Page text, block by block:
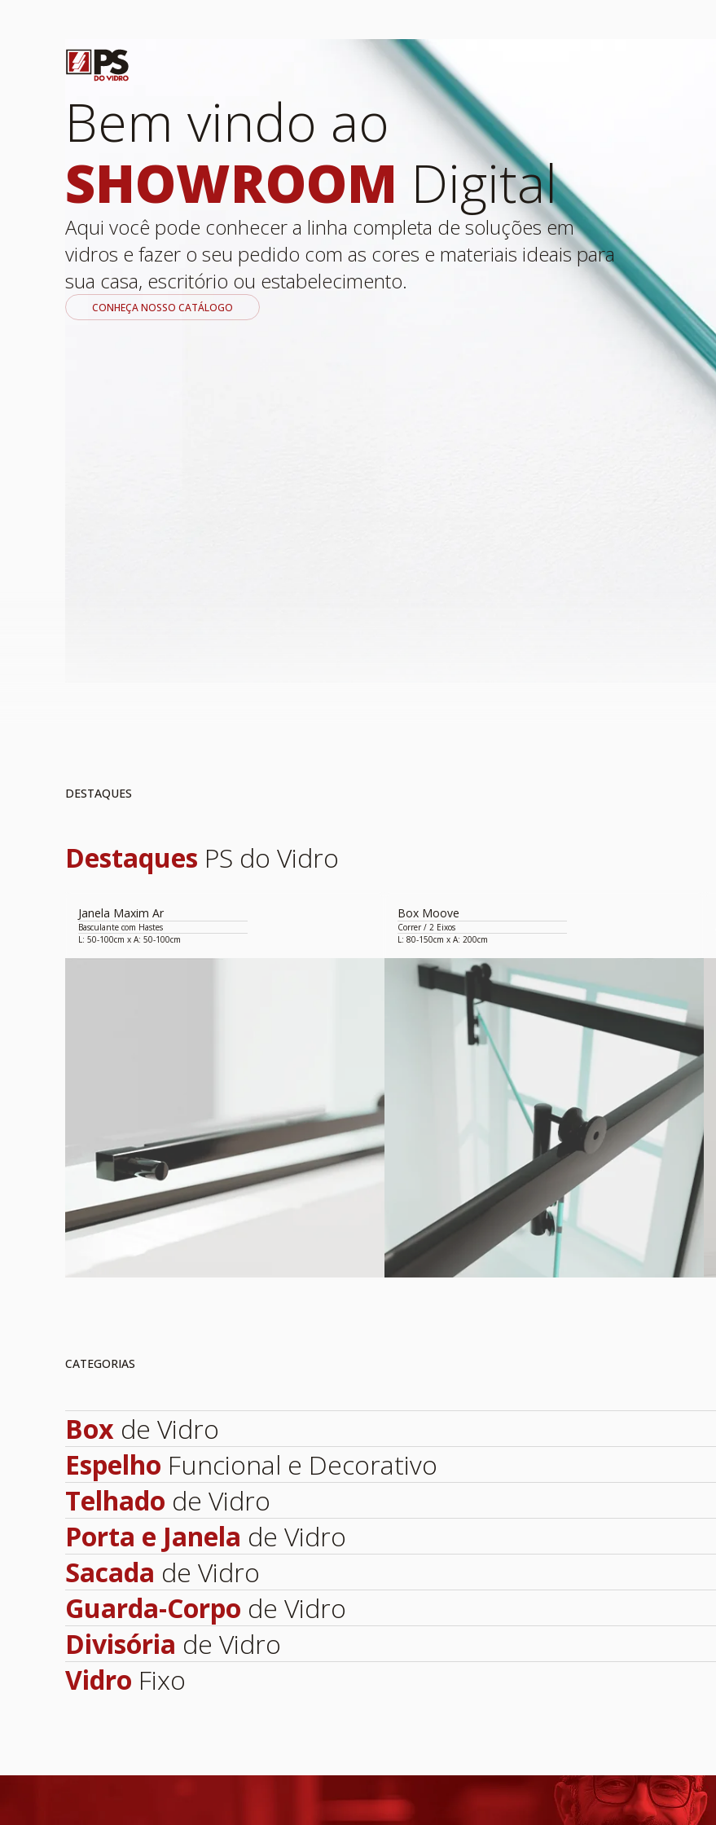
Bem vindo ao
SHOWROOM Digital
Aqui você pode conhecer a linha completa de soluções em
vidros e fazer o seu pedido com as cores e materiais ideais para
sua casa, escritório ou estabelecimento.
CONHEÇA NOSSO CATÁLOGO
DESTAQUES
Destaques PS do Vidro
Janela Maxim Ar
Basculante com Hastes
L: 50-100cm x A: 50-100cm
Box Moove
Correr / 2 Eixos
L: 80-150cm x A: 200cm
CATEGORIAS
Box de Vidro
Espelho Funcional e Decorativo
Telhado de Vidro
Porta e Janela de Vidro
Sacada de Vidro
Guarda-Corpo de Vidro
Divisória de Vidro
Vidro Fixo